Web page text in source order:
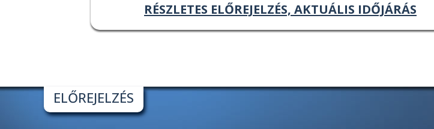
RÉSZLETES ELŐREJELZÉS, AKTUÁLIS IDŐJÁRÁS
ELŐREJELZÉS